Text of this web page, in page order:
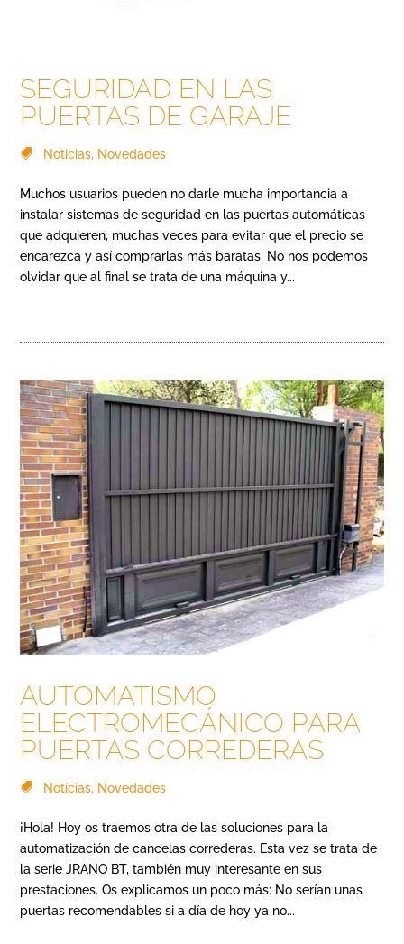
SEGURIDAD EN LAS
PUERTAS DE GARAJE
Noticias, Novedades
Muchos usuarios pueden no darle mucha importancia a
instalar sistemas de seguridad en las puertas automáticas
que adquieren, muchas veces para evitar que el precio se
encarezca y así comprarlas más baratas. No nos podemos
olvidar que al final se trata de una máquina y...
AUTOMATISMO
ELECTROMECÁNICO PARA
PUERTAS CORREDERAS
Noticias, Novedades
¡Hola! Hoy os traemos otra de las soluciones para la
automatización de cancelas correderas. Esta vez se trata de
la serie JRANO BT, también muy interesante en sus
prestaciones. Os explicamos un poco más: No serían unas
puertas recomendables si a día de hoy ya no...